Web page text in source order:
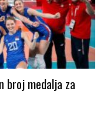
broj medalja za